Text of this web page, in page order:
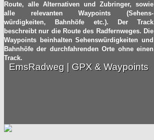
Route, alle Alternativen und Zubringer, sowie
alle relevanten Waypoints (Sehens-
würdigkeiten, Bahnhöfe etc.). Der Track
beschreibt nur die Route des Radfernweges. Die
Waypoints beinhalten Sehenswürdigkeiten und
Bahnhöfe der durchfahrenden Orte ohne einen
Track.
EmsRadweg | GPX & Waypoints